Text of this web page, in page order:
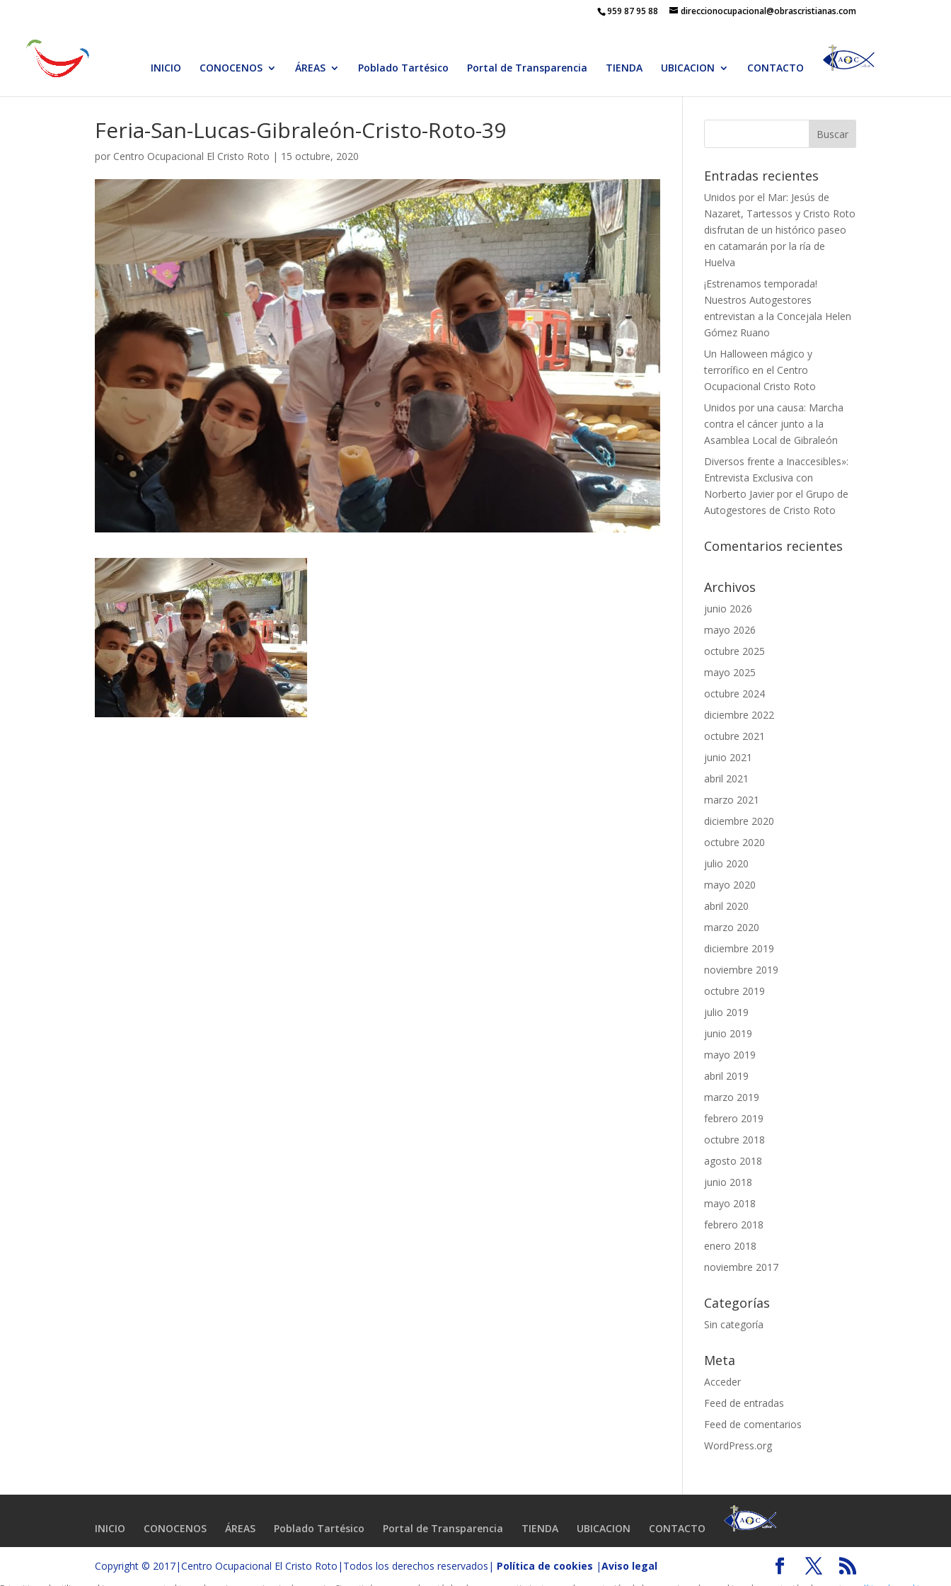
959 87 95 88 direccionocupacional@obrascristianas.com
INICIO CONOCENOS ÁREAS Poblado Tartésico Portal de Transparencia TIENDA UBICACION CONTACTO
Feria-San-Lucas-Gibraleón-Cristo-Roto-39
por Centro Ocupacional El Cristo Roto | 15 octubre, 2020
Entradas recientes
Unidos por el Mar: Jesús de
Nazaret, Tartessos y Cristo Roto
disfrutan de un histórico paseo
en catamarán por la ría de
Huelva
¡Estrenamos temporada!
Nuestros Autogestores
entrevistan a la Concejala Helen
Gómez Ruano
Un Halloween mágico y
terrorífico en el Centro
Ocupacional Cristo Roto
Unidos por una causa: Marcha
contra el cáncer junto a la
Asamblea Local de Gibraleón
Diversos frente a Inaccesibles»:
Entrevista Exclusiva con
Norberto Javier por el Grupo de
Autogestores de Cristo Roto
Comentarios recientes
Archivos
junio 2026
mayo 2026
octubre 2025
mayo 2025
octubre 2024
diciembre 2022
octubre 2021
junio 2021
abril 2021
marzo 2021
diciembre 2020
octubre 2020
julio 2020
mayo 2020
abril 2020
marzo 2020
diciembre 2019
noviembre 2019
octubre 2019
julio 2019
junio 2019
mayo 2019
abril 2019
marzo 2019
febrero 2019
octubre 2018
agosto 2018
junio 2018
mayo 2018
febrero 2018
enero 2018
noviembre 2017
Categorías
Sin categoría
Meta
Acceder
Feed de entradas
Feed de comentarios
WordPress.org
INICIO CONOCENOS ÁREAS Poblado Tartésico Portal de Transparencia TIENDA UBICACION CONTACTO
Copyright © 2017|Centro Ocupacional El Cristo Roto|Todos los derechos reservados| Política de cookies |Aviso legal